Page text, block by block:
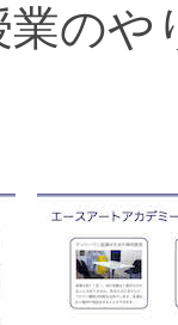
業の